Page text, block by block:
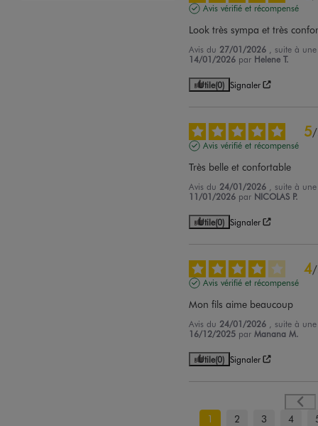
Avis vérifié et récompensé
Look très sympa et très
Avis du 27/01/2026
, suite à
14/01/2026 par Helene T.
Utile(0) Signaler
5/
Avis vérifié et récompensé
Très belle et confortable
Avis du 24/01/2026
, suite à
11/01/2026 par NICOLAS P.
Utile(0) Signaler
4/
Avis vérifié et récompensé
Mon fils aime beaucoup
Avis du 24/01/2026
, suite à
16/12/2025 parManana M.
Utile(0) Signaler
1 2 3 4